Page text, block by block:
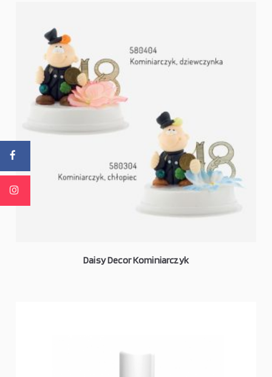
Daisy Decor Kominiarczyk